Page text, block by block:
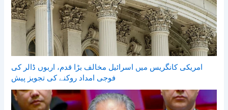
امریکی کانگریس میں اسرائیل مخالف بڑا قدم، اربوں ڈالر کی
فوجی امداد روکنے کی تجویز پیش